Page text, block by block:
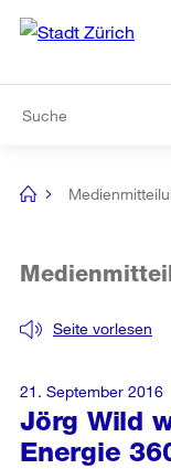
Navigation
[no
Jörg Wild
Energie
Seite vorlesen
21. September 2016